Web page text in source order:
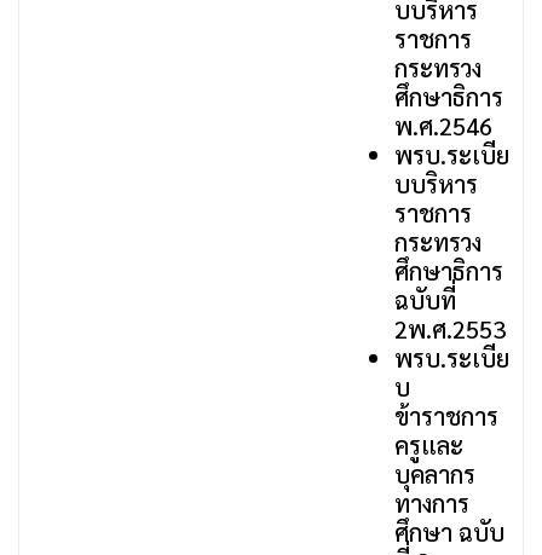
บบริหาร
ราชการ
กระทรวง
ศึกษาธิการ
พ.ศ.2546
พรบ.ระเบีย
บบริหาร
ราชการ
กระทรวง
ศึกษาธิการ
ฉบับที่
2พ.ศ.2553
พรบ.ระเบีย
บ
ข้าราชการ
ครูและ
บุคลากร
ทางการ
ศึกษา ฉบับ